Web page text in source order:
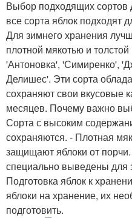
Выбор подходящих сортов
все сорта яблок подходят
Для зимнего хранения
плотной мякотью и
'Антоновка', 'Симиренко',
Делишес'. Эти сорта
сохраняют свои вкусовые
месяцев. Почему важно
Сорта с высоким
сохраняются. - Плотная
защищают яблоки от
специально выведены для
Подготовка яблок к
яблоки на хранение, их
подготовить.